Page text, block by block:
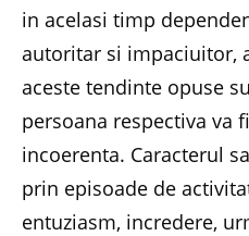
in acelasi timp
autoritar si impaciuitor,
aceste tendinte opuse
persoana respectiva va
incoerenta. Caracterul
prin episoade de
entuziasm, incredere,